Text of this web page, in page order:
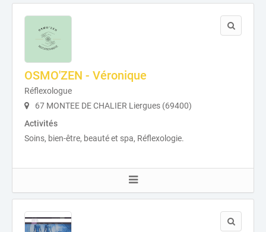
OSMO'ZEN - Véronique
Réflexologue
67 MONTEE DE CHALIER Liergues (69400)
Activités
Soins, bien-être, beauté et spa, Réflexologie.